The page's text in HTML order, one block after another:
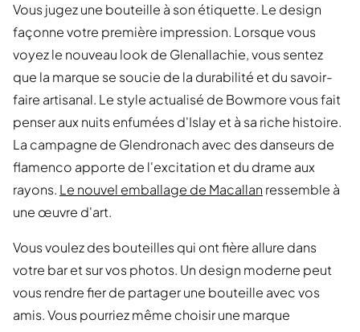
Vous jugez une bouteille à son étiquette. Le design
façonne votre première impression. Lorsque vous
voyez le nouveau look de Glenallachie, vous sentez
que la marque se soucie de la durabilité et du savoir-
faire artisanal. Le style actualisé de Bowmore vous fait
penser aux nuits enfumées d'Islay et à sa riche histoire.
La campagne de Glendronach avec des danseurs de
flamenco apporte de l'excitation et du drame aux
rayons. Le nouvel emballage de Macallan ressemble à
une œuvre d'art.
Vous voulez des bouteilles qui ont fière allure dans
votre bar et sur vos photos. Un design moderne peut
vous rendre fier de partager une bouteille avec vos
amis. Vous pourriez même choisir une marque